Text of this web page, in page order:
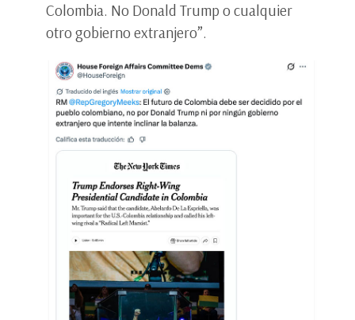
Colombia. No Donald Trump o cualquier
otro gobierno extranjero”.